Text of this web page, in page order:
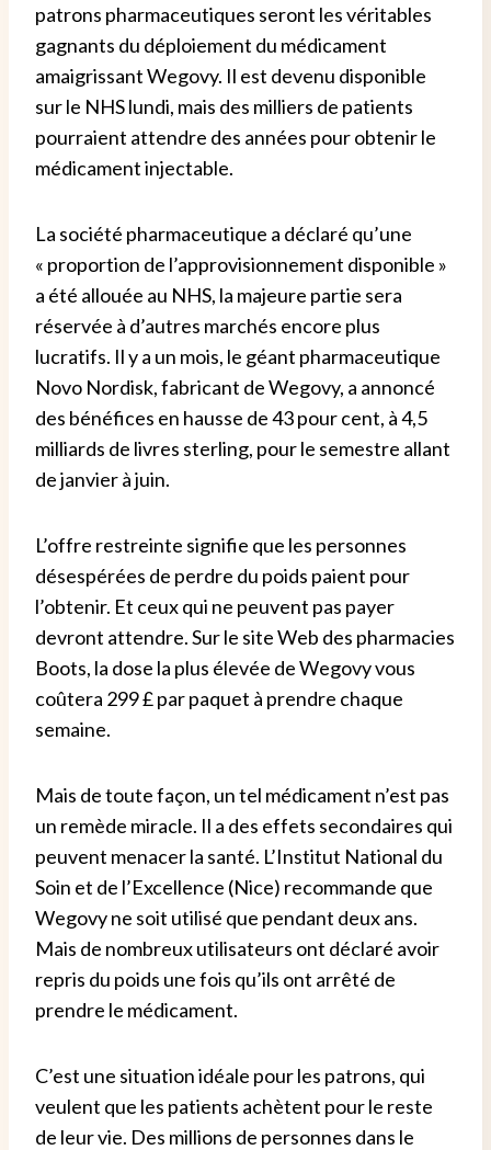
patrons pharmaceutiques seront les véritables
gagnants du déploiement du médicament
amaigrissant Wegovy. Il est devenu disponible
sur le NHS lundi, mais des milliers de patients
pourraient attendre des années pour obtenir le
médicament injectable.
La société pharmaceutique a déclaré qu’une
« proportion de l’approvisionnement disponible »
a été allouée au NHS, la majeure partie sera
réservée à d’autres marchés encore plus
lucratifs. Il y a un mois, le géant pharmaceutique
Novo Nordisk, fabricant de Wegovy, a annoncé
des bénéfices en hausse de 43 pour cent, à 4,5
milliards de livres sterling, pour le semestre allant
de janvier à juin.
L’offre restreinte signifie que les personnes
désespérées de perdre du poids paient pour
l’obtenir. Et ceux qui ne peuvent pas payer
devront attendre.Sur le site Web des pharmacies
Boots, la dose la plus élevée de Wegovy vous
coûtera 299 £ par paquet à prendre chaque
semaine.
Mais de toute façon, un tel médicament n’est pas
un remède miracle. Il a des effets secondaires qui
peuvent menacer la santé. L’Institut National du
Soin et de l’Excellence (Nice) recommande que
Wegovy ne soit utilisé que pendant deux ans.
Mais de nombreux utilisateurs ont déclaré avoir
repris du poids une fois qu’ils ont arrêté de
prendre le médicament.
C’est une situation idéale pour les patrons, qui
veulent que les patients achètent pour le reste
de leur vie. Des millions de personnes dans le